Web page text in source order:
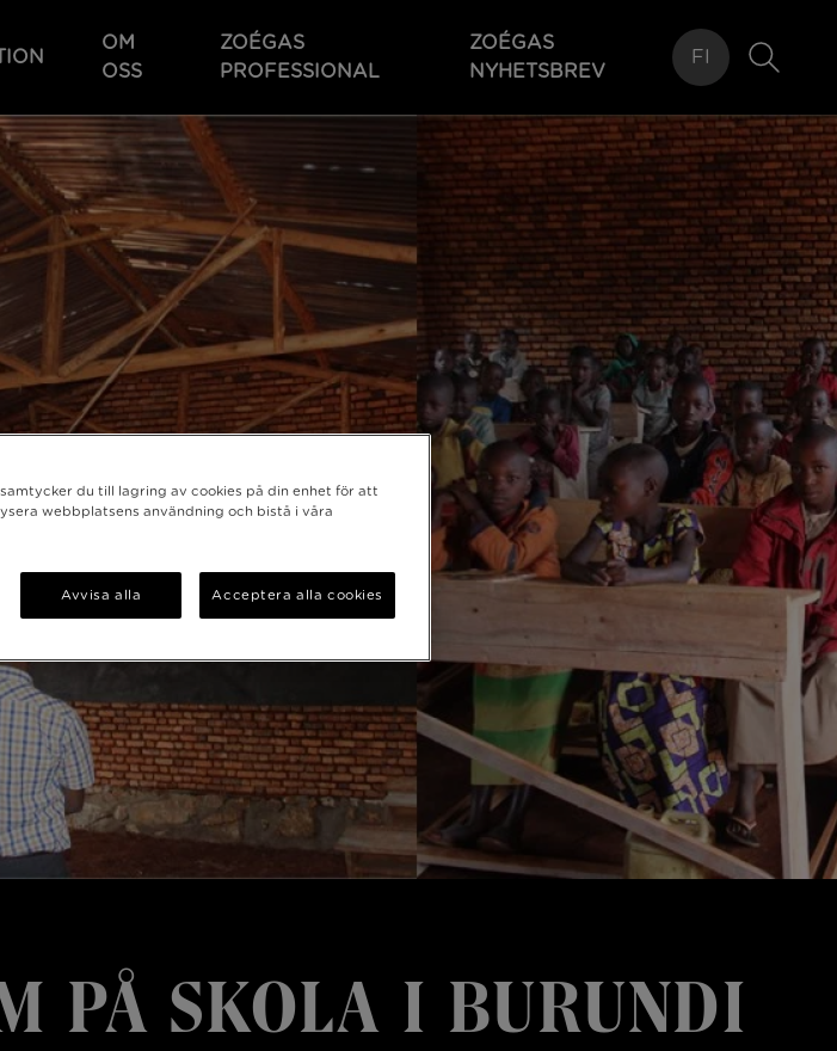
OM
OSS
ZOÉGAS
PROFESSIONAL
ZOÉGAS
NYHETSBREV
FI
PÅ SKOLA I BURUNDI
du till lagring av cookies på din enhet för att
webbplatsens användning och bistå i våra
Avvisa alla Acceptera alla cookies